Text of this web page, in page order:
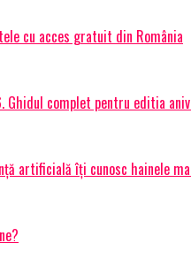
cu acces gratuit din România
complet pentru editia
artificială îți cunosc hainele